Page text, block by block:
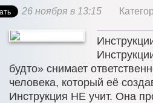
26 ноября в 13:15
будто» снимает
человека, который её
Инструкция НЕ учит. Она